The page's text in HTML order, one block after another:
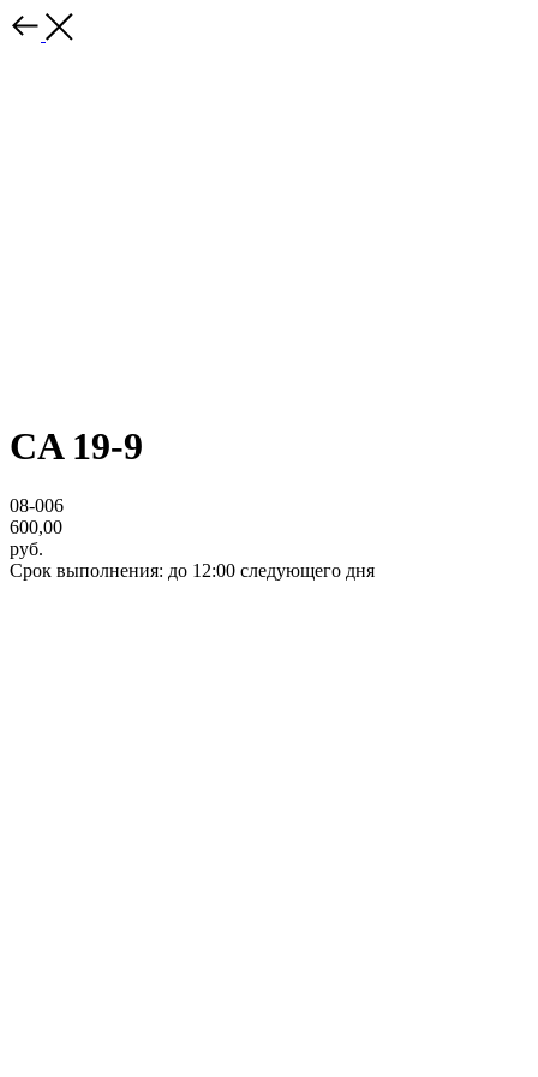
CA 19-9
08-006
600,00
руб.
Срок выполнения: до 12:00 следующего дня